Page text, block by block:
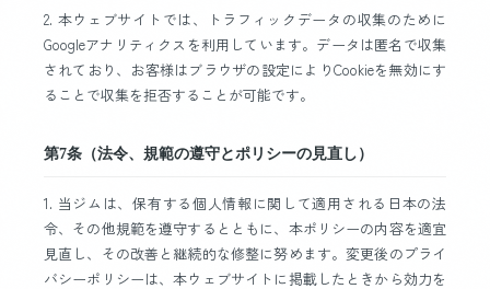
2. 本ウェブサイトでは、トラフィックデータの収集のために
Googleアナリティクスを利用しています。データは匿名で収集
されており、お客様はブラウザの設定によりCookieを無効にす
ることで収集を拒否することが可能です。
第7条（法令、規範の遵守とポリシーの見直し）
1. 当ジムは、保有する個人情報に関して適用される日本の法
令、その他規範を遵守するとともに、本ポリシーの内容を適宜
見直し、その改善と継続的な修整に努めます。変更後のプライ
バシーポリシーは、本ウェブサイトに掲載したときから効力を